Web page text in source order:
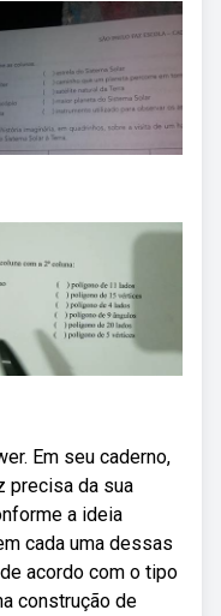
Em seu caderno,
precisa da sua
a ideia
cada uma dessas
acordo com o tipo
construção de